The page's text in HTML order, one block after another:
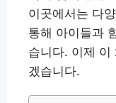
이곳에서는 다
통해 아이들과
습니다. 이제 이
겠습니다.